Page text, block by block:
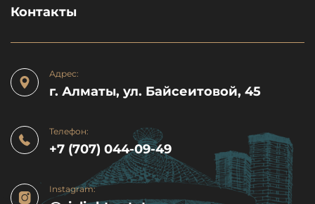
Контакты
Адрес:
г. Алматы, ул. Байсеитовой, 45
Телефон:
+7 (707) 044-09-49
Instagram: